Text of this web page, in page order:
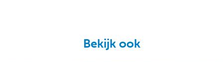
Bekijk ook